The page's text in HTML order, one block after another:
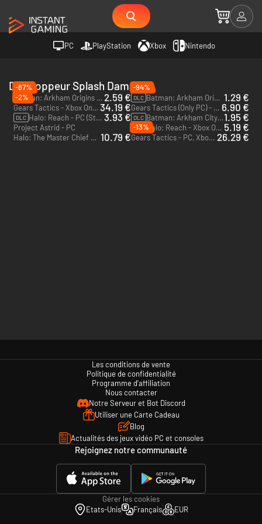
PC PlayStation Xbox Nintendo
Développeur Splash Damage
-87%
Batman: Arkham Origins - PC (Steam) 2.59 €
-94%
DLC Batman: Arkham Origins Season Pass - PC (Steam) 1.29 €
-2%
Gears Tactics - Xbox One & Xbox Series X|S 34.19 € Gears Tactics (Only PC) - PC (Microsoft Store) 6.90 €
DLC Halo: Reach - PC (Steam) 3.93 € DLC Batman: Arkham City Origins - Cold, Cold Heart - PC (Steam)1.95 €
Project Astrid - PC DLC Halo: Reach - Xbox One & Xbox Series X|S - US 5.19 €
Halo: The Master Chief Collection - Xbox One & Xbox Series X|S - US 10.79 €
-13%
Gears Tactics - PC, Xbox One & Xbox Series X|S (Microsoft Store) - US 26.29 €
Les conditions de vente
Politique de confidentialité
Programme d'affiliation
Nous contacter
Notre Serveur et Bot Discord
Utiliser une Carte Cadeau
Blog
Actualités des jeux vidéo PC et consoles
Rejoignez notre communauté
Gérer les cookies
Etats-Unis
Français EUR